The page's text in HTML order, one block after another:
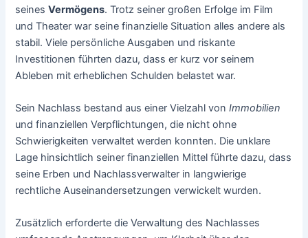
seinesVermögens. Trotz seiner großen Erfolge im Film
und Theater war seine finanzielle Situation alles andere als
stabil. Viele persönliche Ausgaben und riskante
Investitionen führten dazu, dass er kurz vor seinem
Ableben mit erheblichen Schulden belastet war.
Sein Nachlass bestand aus einer Vielzahl vonImmobilien
und finanziellen Verpflichtungen, die nicht ohne
Schwierigkeiten verwaltet werden konnten. Die unklare
Lage hinsichtlich seiner finanziellen Mittel führte dazu, dass
seine Erben und Nachlassverwalter in langwierige
rechtliche Auseinandersetzungen verwickelt wurden.
Zusätzlich erforderte die Verwaltung des Nachlasses